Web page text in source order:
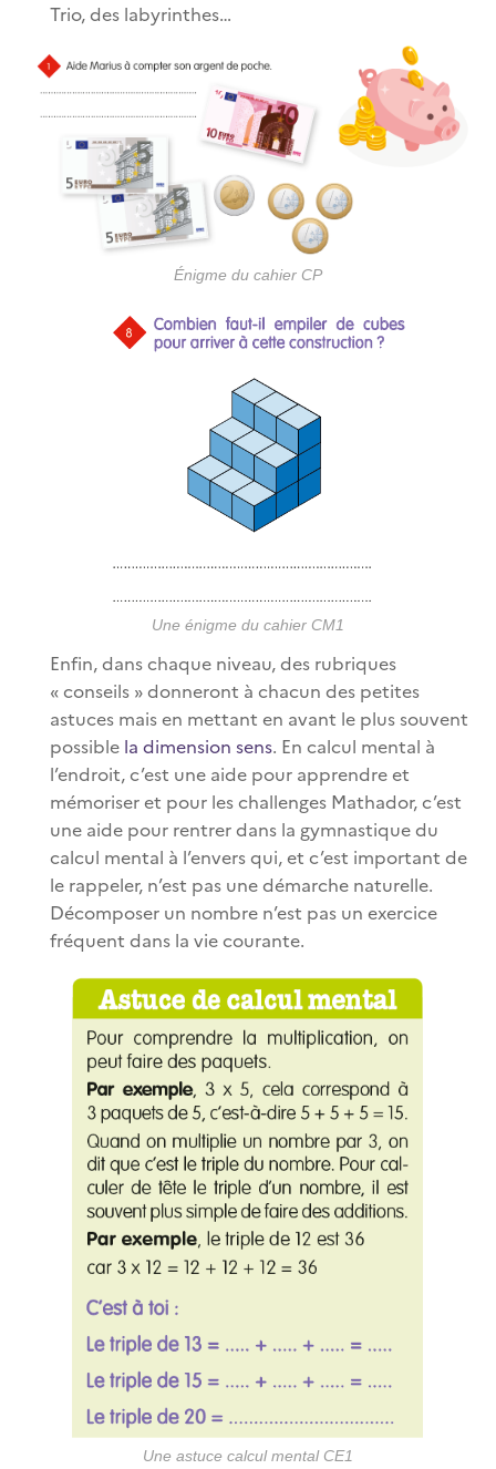
Trio, des labyrinthes…
Énigme du cahier CP
Une énigme du cahier CM1
Enfin, dans chaque niveau, des rubriques
« conseils » donneront à chacun des petites
astuces mais en mettant en avant le plus souvent
possible la dimension sens. En calcul mental à
l’endroit, c’est une aide pour apprendre et
mémoriser et pour les challenges Mathador, c’est
une aide pour rentrer dans la gymnastique du
calcul mental à l’envers qui, et c’est important de
le rappeler, n’est pas une démarche naturelle.
Décomposer un nombre n’est pas un exercice
fréquent dans la vie courante.
Une astuce calcul mental CE1